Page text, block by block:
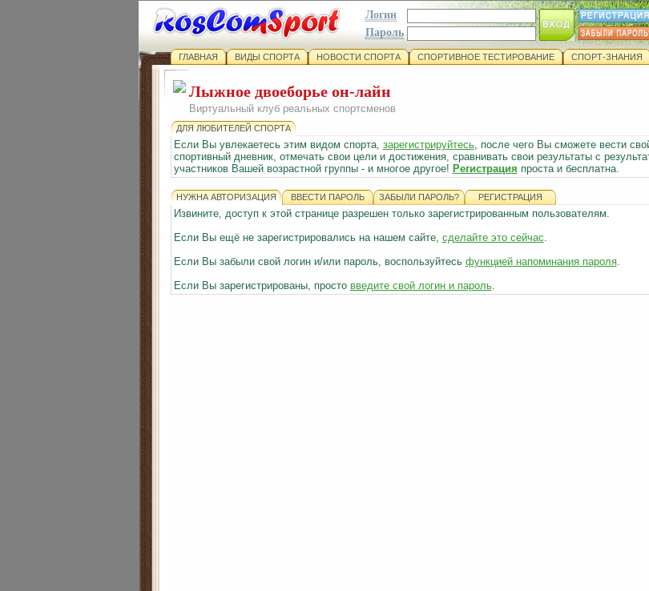
Логин
Пароль
ГЛАВНАЯ ВИДЫ СПОРТА НОВОСТИ СПОРТА СПОРТИВНОЕ ТЕСТИРОВАНИЕ СПОРТ-ЗНАНИЯ
Лыжное двоеборье он-лайн
Виртуальный клуб реальных спортсменов
ДЛЯ ЛЮБИТЕЛЕЙ СПОРТА
Если Вы увлекаетесь этим видом спорта, зарегистрируйтесь, после чего Вы сможете вести
спортивный дневник, отмечать свои цели и достижения, сравнивать свои результаты с
участников Вашей возрастной группы - и многое другое! Регистрация проста и бесплатна.
НУЖНА АВТОРИЗАЦИЯ ВВЕСТИ ПАРОЛЬ ЗАБЫЛИ ПАРОЛЬ? РЕГИСТРАЦИЯ
Извините, доступ к этой странице разрешен только зарегистрированным пользователям.
Если Вы ещё не зарегистрировались на нашем сайте, сделайте это сейчас.
Если Вы забыли свой логин и/или пароль, воспользуйтесь функцией напоминания пароля.
Если Вы зарегистрированы, просто введите свой логин и пароль.